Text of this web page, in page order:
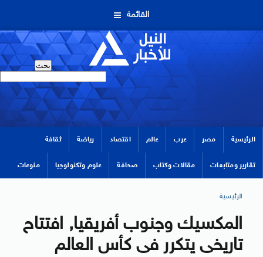
القائمة
الرئيسية مصر عرب عالم اقتصاد رياضة ثقافة
تقارير ومتابعات مقالات وكتاب صحافة علوم وتكنولوجيا منوعات
الرئيسية
المكسيك وجنوب أفريقيا, افتتاح
تاريخى يتكرر فى كأس العالم